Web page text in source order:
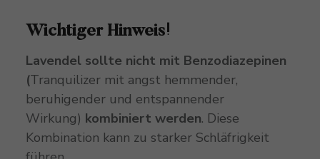
Wichtiger Hinweis!
Lavendel sollte nicht mit Benzodiazepinen
(Tranquilizer mit angst hemmender,
beruhigender und entspannender
Wirkung) kombiniert werden. Diese
Kombination kann zu starker Schläfrigkeit